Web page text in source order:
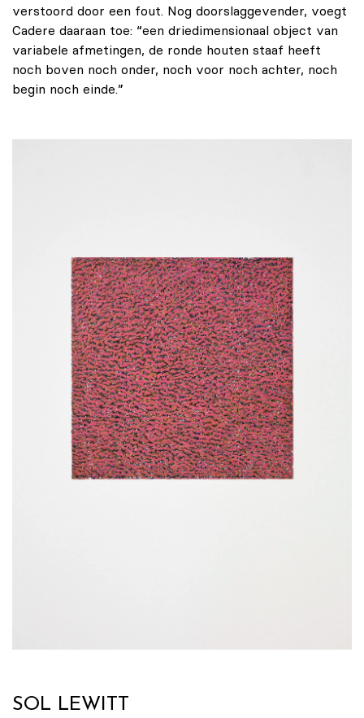
verstoord door een fout. Nog doorslaggevender, voegt
Cadere daaraan toe: “een driedimensionaal object van
variabele afmetingen, de ronde houten staaf heeft
noch boven noch onder, noch voor noch achter, noch
begin noch einde.”
SOL LEWITT